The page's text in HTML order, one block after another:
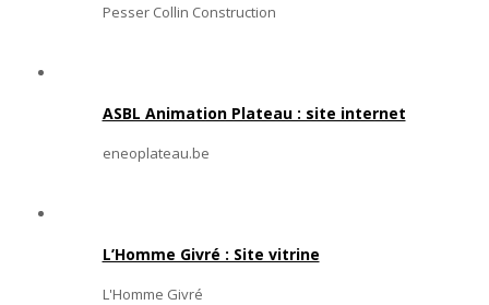
Pesser Collin Construction
ASBL Animation Plateau : site internet
eneoplateau.be
L’Homme Givré : Site vitrine
L'Homme Givré